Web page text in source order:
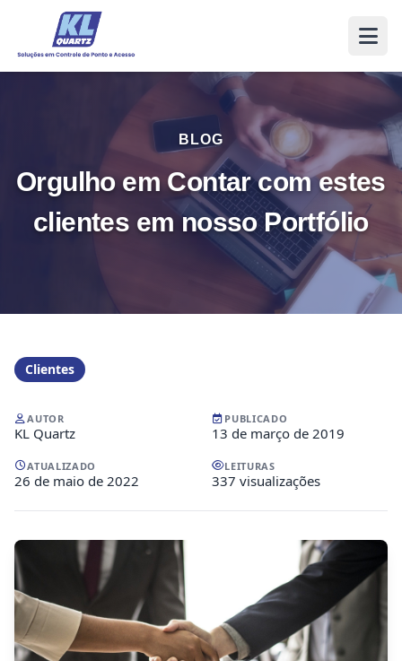
BLOG
Orgulho em Contar com estes
clientes em nosso Portfólio
Clientes
AUTOR
KL Quartz
PUBLICADO
13 de março de 2019
ATUALIZADO
26 de maio de 2022
LEITURAS
337 visualizações